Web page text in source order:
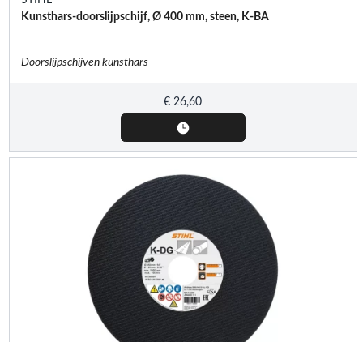
Kunsthars-doorslijpschijf, Ø 400 mm, steen, K-BA
Doorslijpschijven kunsthars
€ 26,60